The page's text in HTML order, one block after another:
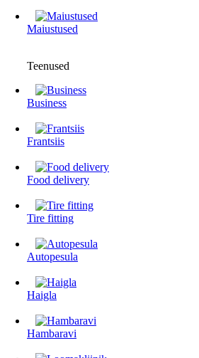
Maiustused
Teenused
Business
Frantsiis
Food delivery
Tire fitting
Autopesula
Haigla
Hambaravi